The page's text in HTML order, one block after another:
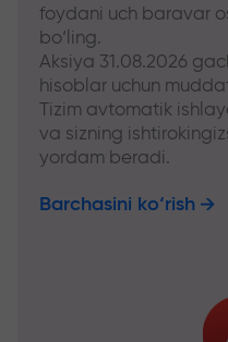
foydani uch baravar
bo‘ling.
Aksiya 31.08.2026
hisoblar uchun
Tizim avtomatik
va sizning
yordam beradi.
Barchasini ko‘rish